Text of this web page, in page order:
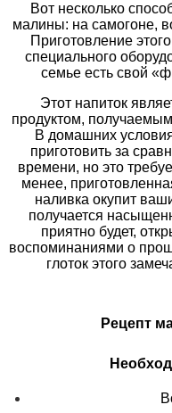
Вот несколько
малины: на самогоне,
Приготовление
специального
семье есть свой
Этот напиток
продуктом,
В домашних
приготовить за
времени, но это
менее,
наливка окупит
получается
приятно будет,
воспоминаниями о
глоток этого
Рецепт